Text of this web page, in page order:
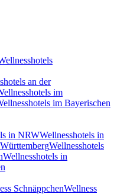
an der
im
im Bayerischen
in NRWWellnesshotels in
Wellnesshotels
Wellnesshotels in
SchnäppchenWellness